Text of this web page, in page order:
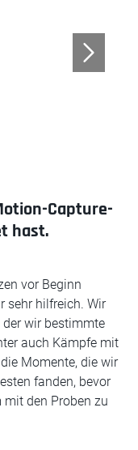
Capture-
hast.
vor Beginn
sehr hilfreich. Wir
der wir bestimmte
auch Kämpfe mit
Momente, die wir
fanden, bevor
den Proben zu